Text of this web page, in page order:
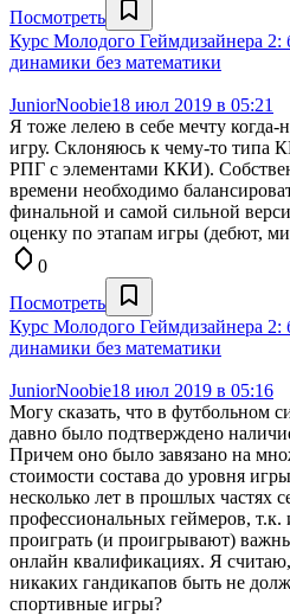
Посмотреть
Курс Молодого Геймдизайнера 2:
динамики без математики
JuniorNoobie18 июл 2019 в 05:21
Я тоже лелею в себе мечту когда-
игру. Склоняюсь к чему-то типа
РПГ с элементами ККИ).
времени необходимо
финальной и самой сильной
оценку по этапам игры (дебют,
0
Посмотреть
Курс Молодого Геймдизайнера 2:
динамики без математики
JuniorNoobie18 июл 2019 в 05:16
Могу сказать, что в футбольном
давно было подтверждено
Причем оно было завязано на
стоимости состава до уровня
несколько лет в прошлых частях
профессиональных геймеров, т.к.
проиграть (и проигрывают)
онлайн квалификациях. Я
никаких гандикапов быть не
спортивные игры?